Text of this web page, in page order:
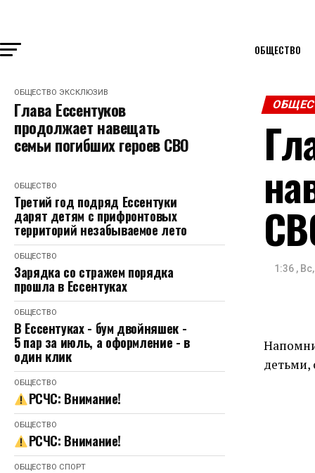
ОБЩЕСТВО
ОБЩЕСТВО ЭКСКЛЮЗИВ
Глава Ессентуков
продолжает навещать
семьи погибших героев СВО
ОБЩЕСТВО
Третий год подряд Ессентуки
дарят детям с прифронтовых
территорий незабываемое лето
ОБЩЕСТВО
Зарядка со стражем порядка
прошла в Ессентуках
ОБЩЕСТВО
В Ессентуках - бум двойняшек -
5 пар за июль, а оформление - в
один клик
ОБЩЕСТВО
РСЧС: Внимание!
ОБЩЕСТВО
РСЧС: Внимание!
ОБЩЕСТВО СПОРТ
1:36 ,
детьми,